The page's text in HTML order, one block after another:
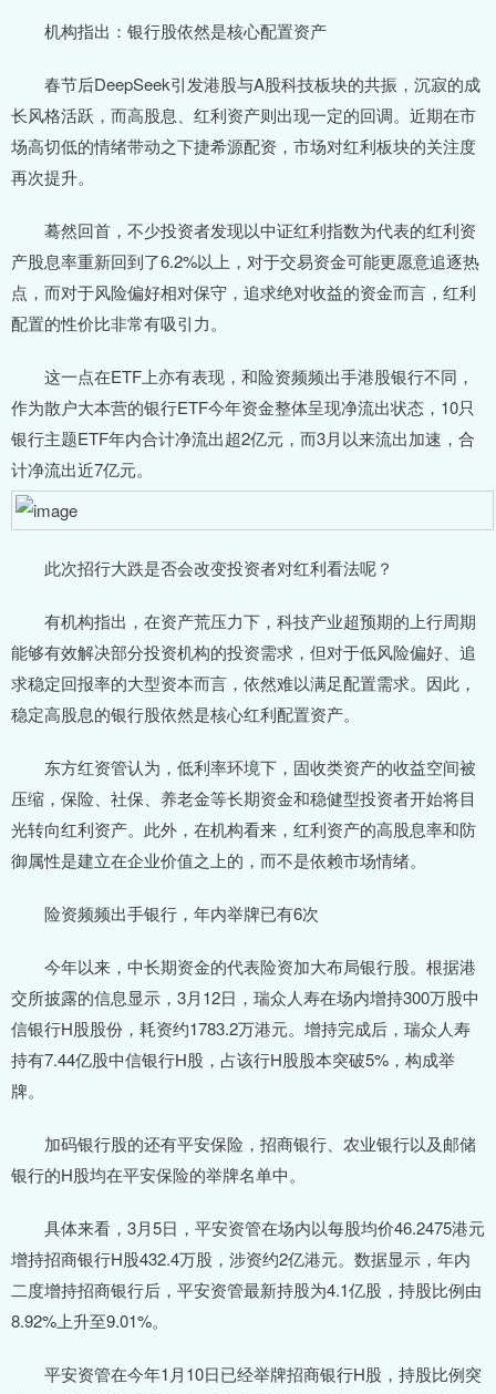
机构指出：银行股依然是核心配置资产
春节后DeepSeek引发港股与A股科技板块的共振，沉寂的成
长风格活跃，而高股息、红利资产则出现一定的回调。近期在市
场高切低的情绪带动之下捷希源配资，市场对红利板块的关注度
再次提升。
蓦然回首，不少投资者发现以中证红利指数为代表的红利资
产股息率重新回到了6.2%以上，对于交易资金可能更愿意追逐热
点，而对于风险偏好相对保守，追求绝对收益的资金而言，红利
配置的性价比非常有吸引力。
这一点在ETF上亦有表现，和险资频频出手港股银行不同，
作为散户大本营的银行ETF今年资金整体呈现净流出状态，10只
银行主题ETF年内合计净流出超2亿元，而3月以来流出加速，合
计净流出近7亿元。
此次招行大跌是否会改变投资者对红利看法呢？
有机构指出，在资产荒压力下，科技产业超预期的上行周期
能够有效解决部分投资机构的投资需求，但对于低风险偏好、追
求稳定回报率的大型资本而言，依然难以满足配置需求。因此，
稳定高股息的银行股依然是核心红利配置资产。
东方红资管认为，低利率环境下，固收类资产的收益空间被
压缩，保险、社保、养老金等长期资金和稳健型投资者开始将目
光转向红利资产。此外，在机构看来，红利资产的高股息率和防
御属性是建立在企业价值之上的，而不是依赖市场情绪。
险资频频出手银行，年内举牌已有6次
今年以来，中长期资金的代表险资加大布局银行股。根据港
交所披露的信息显示，3月12日，瑞众人寿在场内增持300万股中
信银行H股股份，耗资约1783.2万港元。增持完成后，瑞众人寿
持有7.44亿股中信银行H股，占该行H股股本突破5%，构成举
牌。
加码银行股的还有平安保险，招商银行、农业银行以及邮储
银行的H股均在平安保险的举牌名单中。
具体来看，3月5日，平安资管在场内以每股均价46.2475港元
增持招商银行H股432.4万股，涉资约2亿港元。数据显示，年内
二度增持招商银行后，平安资管最新持股为4.1亿股，持股比例由
8.92%上升至9.01%。
平安资管在今年1月10日已经举牌招商银行H股，持股比例突